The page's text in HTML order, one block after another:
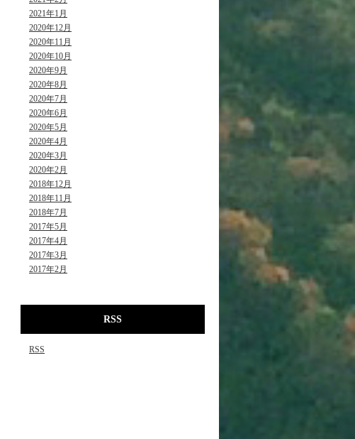
2021年1月
2020年12月
2020年11月
2020年10月
2020年9月
2020年8月
2020年7月
2020年6月
2020年5月
2020年4月
2020年3月
2020年2月
2018年12月
2018年11月
2018年7月
2017年5月
2017年4月
2017年3月
2017年2月
RSS
RSS